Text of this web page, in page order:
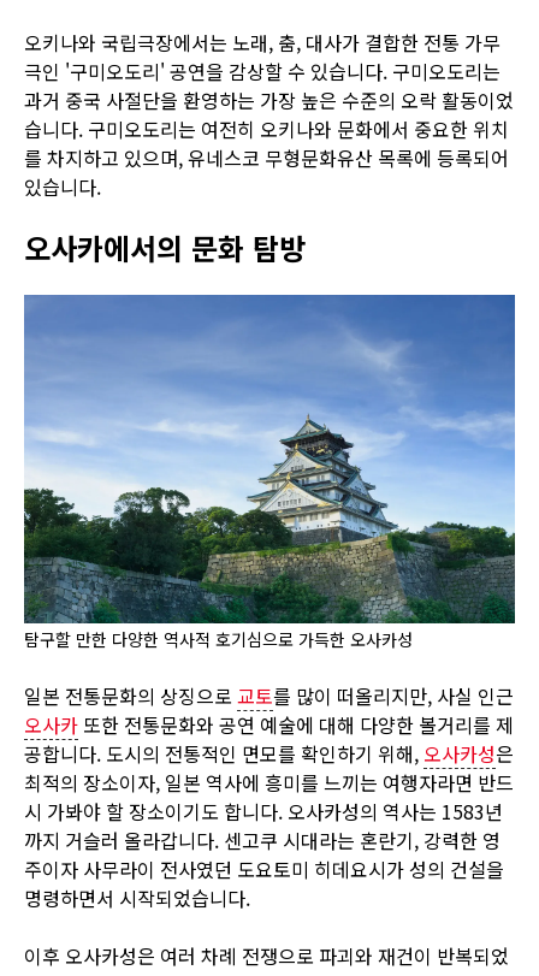
오키나와 국립극장에서는 노래, 춤, 대사가 결합한 전통 가무
극인 '구미오도리' 공연을 감상할 수 있습니다. 구미오도리는
과거 중국 사절단을 환영하는 가장 높은 수준의 오락 활동이었
습니다. 구미오도리는 여전히 오키나와 문화에서 중요한 위치
를 차지하고 있으며, 유네스코 무형문화유산 목록에 등록되어
있습니다.
오사카에서의 문화 탐방
탐구할 만한 다양한 역사적 호기심으로 가득한 오사카성
일본 전통문화의 상징으로 교토를 많이 떠올리지만, 사실 인근
오사카또한 전통문화와 공연 예술에 대해 다양한 볼거리를 제
공합니다. 도시의 전통적인 면모를 확인하기 위해, 오사카성은
최적의 장소이자, 일본 역사에 흥미를 느끼는 여행자라면 반드
시 가봐야 할 장소이기도 합니다. 오사카성의 역사는 1583년
까지 거슬러 올라갑니다. 센고쿠 시대라는 혼란기, 강력한 영
주이자 사무라이 전사였던 도요토미 히데요시가 성의 건설을
명령하면서 시작되었습니다.
이후 오사카성은 여러 차례 전쟁으로 파괴와 재건이 반복되었